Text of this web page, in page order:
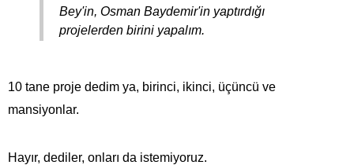
Bey'in, Osman Baydemir'in yaptırdığı
projelerden birini yapalım.
10 tane proje dedim ya, birinci, ikinci, üçüncü ve
mansiyonlar.
Hayır, dediler, onları da istemiyoruz.